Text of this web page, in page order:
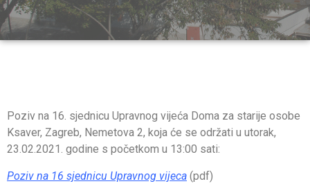
Poziv na 16. sjednicu Upravnog vijeća Doma za starije osobe
Ksaver, Zagreb, Nemetova 2, koja će se održati u utorak,
23.02.2021. godine s početkom u 13:00 sati:
Poziv na 16 sjednicu Upravnog vijeca (pdf)